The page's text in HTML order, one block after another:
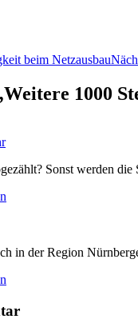
beim Netzausbau
1000
Sonst wer­den
in der Regi­on